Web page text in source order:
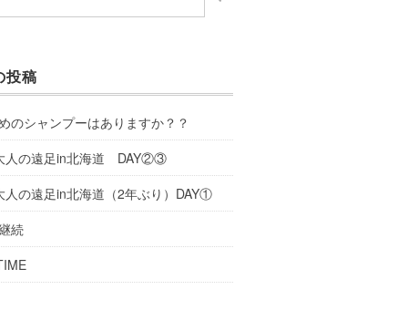
投稿
のシャンプーはありますか？？
人の遠足in北海道 DAY②③
人の遠足in北海道（2年ぶり）DAY①
続